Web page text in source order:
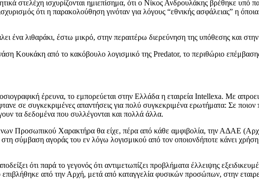
στελέχη ισχυρίζονται ημιεπίσημα, ότι ο Νίκος Ανδρουλάκης βρέθηκε υπό
ότι η παρακολούθηση γινόταν για λόγους “εθνικής ασφάλειας” η
λιθαράκι, έστω μικρό, στην περαιτέρω διερεύνηση της υπόθεσης και στην
Κουκάκη από το κακόβουλο λογισμικό της Predator, το περιθώριο
έρευνα, το εμπορεύεται στην Ελλάδα η εταιρεία Intellexa. Με
σε συγκεκριμένες απαντήσεις για πολύ συγκεκριμένα ερωτήματα: Σε
τα δεδομένα που συλλέγονται και πολλά άλλα.
Προσωπικού Χαρακτήρα θα είχε, πέρα από κάθε αμφιβολία, την ΑΔΑΕ
σύμβαση αγοράς του εν λόγω λογισμικού από τον οποιονδήποτε κάνει
ότι παρά το γεγονός ότι αντιμετωπίζει προβλήματα έλλειψης
από την Αρχή, μετά από καταγγελία φυσικών προσώπων, στην